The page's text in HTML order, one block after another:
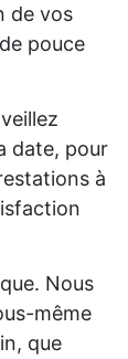
de vos
pouce
date, pour
à
Nous
même
que